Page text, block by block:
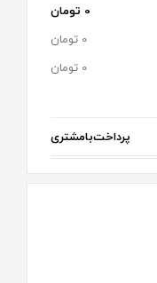
0 تومان
0 تومان
0 تومان
پرداخت‌با‌مشتری